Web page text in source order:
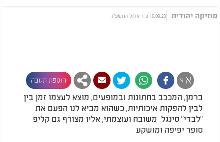
מוזיקה יהודית 10.09.23 כ"ד אלול התשפ"ג
א א הוספת תגובה
ברמן, המככב בחתונות ובמופעים, מוצא לעצמו זמן בין
לבין להפקות איכותיות, כשהוא מביא לנו הפעם את
"לבדי" סינגל משובח ועוצמתי, אליו מצורף גם קליפ
סופר יפיפה ומושקע